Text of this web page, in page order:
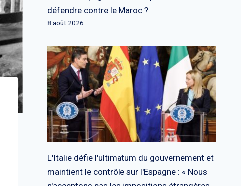
défendre contre le Maroc ?
8 août 2026
L'Italie défie l'ultimatum du gouvernement et
maintient le contrôle sur l'Espagne : « Nous